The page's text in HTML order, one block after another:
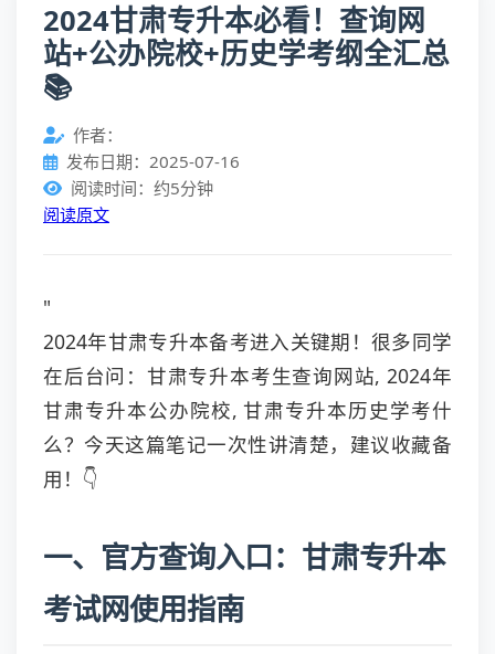
2024甘肃专升本必看！查询网
站+公办院校+历史学考纲全汇总
📚
作者：
发布日期：2025-07-16
阅读时间：约5分钟
阅读原文
"
2024年甘肃专升本备考进入关键期！很多同学
在后台问：甘肃专升本考生查询网站, 2024年
甘肃专升本公办院校, 甘肃专升本历史学考什
么？今天这篇笔记一次性讲清楚，建议收藏备
用！👇
一、官方查询入口：甘肃专升本
考试网使用指南